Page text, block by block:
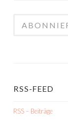
RSS-FEED
RSS – Beiträge